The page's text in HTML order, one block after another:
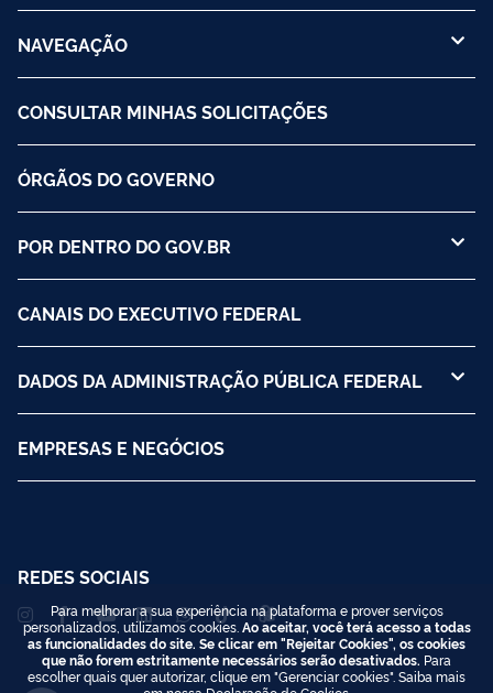
NAVEGAÇÃO
CONSULTAR MINHAS SOLICITAÇÕES
ÓRGÃOS DO GOVERNO
POR DENTRO DO GOV.BR
CANAIS DO EXECUTIVO FEDERAL
DADOS DA ADMINISTRAÇÃO PÚBLICA FEDERAL
EMPRESAS E NEGÓCIOS
REDES SOCIAIS
Para melhorar a sua experiência na plataforma e prover serviços
personalizados, utilizamos cookies. Ao aceitar, você terá acesso a todas
as funcionalidades do site. Se clicar em "Rejeitar Cookies", os cookies
que não forem estritamente necessários serão desativados. Para
escolher quais quer autorizar, clique em "Gerenciar cookies". Saiba mais